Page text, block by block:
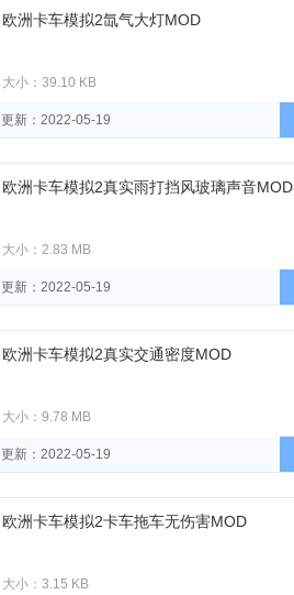
欧洲卡车模拟2氙气大灯MOD
大小：39.10 KB
更新：2022-05-19
欧洲卡车模拟2真实雨打挡风玻璃声音MOD
大小：2.83 MB
更新：2022-05-19
欧洲卡车模拟2真实交通密度MOD
大小：9.78 MB
更新：2022-05-19
欧洲卡车模拟2卡车拖车无伤害MOD
大小：3.15 KB